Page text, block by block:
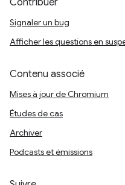
Contribuer
Signaler un bug
Afficher les questions en
Contenu associé
Mises à jour de Chromium
Études de cas
Archiver
Podcasts et émissions